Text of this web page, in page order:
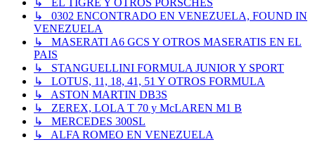
↳ EL TIGRE Y OTROS PORSCHES
↳ 0302 ENCONTRADO EN VENEZUELA, FOUND IN
VENEZUELA
↳ MASERATI A6 GCS Y OTROS MASERATIS EN EL
PAIS
↳ STANGUELLINI FORMULA JUNIOR Y SPORT
↳ LOTUS, 11, 18, 41, 51 Y OTROS FORMULA
↳ ASTON MARTIN DB3S
↳ ZEREX, LOLA T 70 y McLAREN M1 B
↳ MERCEDES 300SL
↳ ALFA ROMEO EN VENEZUELA